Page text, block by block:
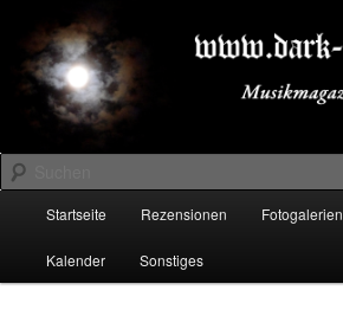
primären
Inhalt
springen
sekundären
Inhalt
springenDARK-FESTIVALS.DE
Suchen
Startseite Rezensionen Fotogalerien
Kalender Sonstiges